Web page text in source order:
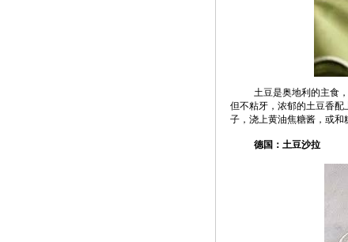
土豆是奥地利的主食
但不粘牙，浓郁的土豆香
子，浇上黄油焦糖酱，或和
德国：土豆沙拉